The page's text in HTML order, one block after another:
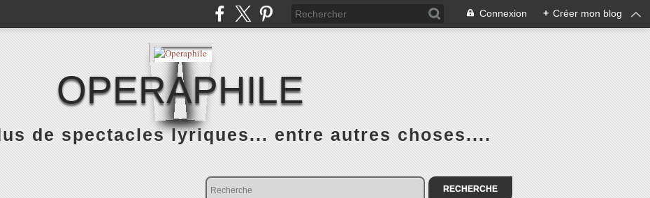
Connexion + Créer mon blog
OPERAPHILE
de spectacles lyriques... entre autres choses....